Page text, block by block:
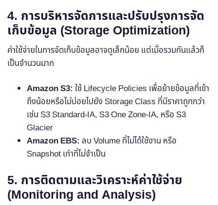
4. การบริหารจัดการและปรับปรุงการจัด
เก็บข้อมูล (Storage Optimization)
ค่าใช้จ่ายในการจัดเก็บข้อมูลอาจดูเล็กน้อย แต่เมื่อรวมกันแล้วก็
เป็นจำนวนมาก
Amazon S3: ใช้ Lifecycle Policies เพื่อย้ายข้อมูลที่เข้า
ถึงน้อยหรือไม่บ่อยไปยัง Storage Class ที่มีราคาถูกกว่า
เช่น S3 Standard-IA, S3 One Zone-IA, หรือ S3
Glacier
Amazon EBS: ลบ Volume ที่ไม่ได้ใช้งาน หรือ
Snapshot เก่าที่ไม่จำเป็น
5. การติดตามและวิเคราะห์ค่าใช้จ่าย
(Monitoring and Analysis)